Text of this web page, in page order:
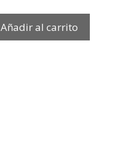
Añadir al carrito